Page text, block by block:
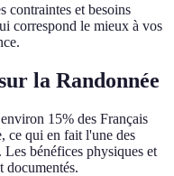
contraintes et besoins
correspond le mieux à vos
la Randonnée
15% des Français
ce qui en fait l'une des
bénéfices physiques et
documentés.